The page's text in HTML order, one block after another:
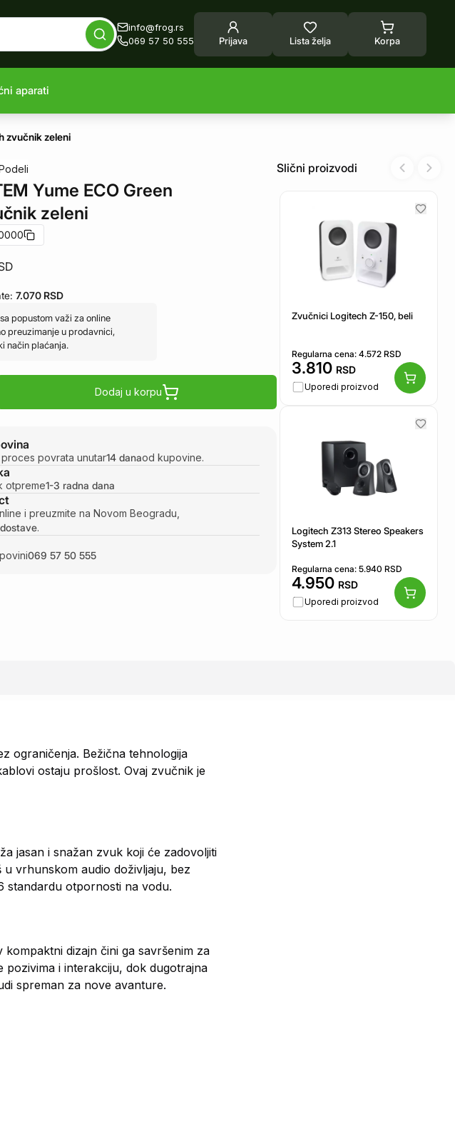
info@frog.rs
069 57 50 555
Prijava Lista želja Korpa
aparati
zvučnik zeleni
Yume ECO Green
zeleni
7.070 RSD
popustom važi za online
preuzimanje u prodavnici,
način plaćanja.
Dodaj u korpu
povrata unutar14 danaod kupovine.
otpreme1-3 radna dana
i preuzmite na Novom Beogradu,
.
069 57 50 555
Slični proizvodi
Zvučnici Logitech Z-150, beli
Regularna cena: 4.572RSD
3.810 RSD
Uporedi proizvod
Logitech Z313 Stereo Speakers
System 2.1
Regularna cena: 5.940 RSD
4.950 RSD
Uporedi proizvod
Previous
Next
ograničenja. Bežična tehnologija
ostaju prošlost. Ovaj zvučnik je
jasan i snažan zvuk koji će zadovoljiti
u vrhunskom audio doživljaju, bez
standardu otpornosti na vodu.
kompaktni dizajn čini ga savršenim za
i interakciju, dok dugotrajna
spreman za nove avanture.